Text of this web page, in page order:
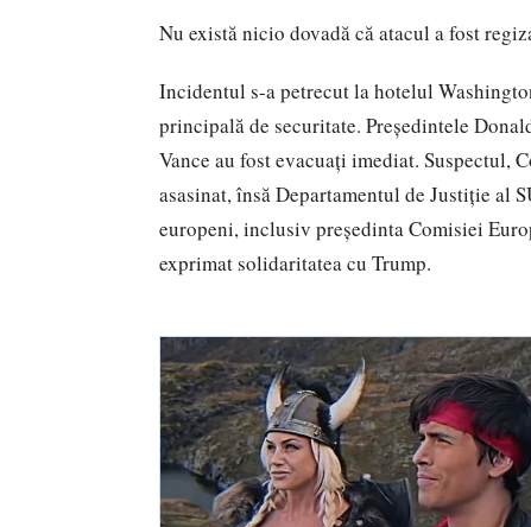
Nu există nicio dovadă că atacul a fost
Incidentul s-a petrecut la hotelul
principală de securitate. Președintele
Vance au fost evacuați imediat. Suspectul,
asasinat, însă Departamentul de Justiție al
europeni, inclusiv președinta Comisiei
exprimat solidaritatea cu Trump.